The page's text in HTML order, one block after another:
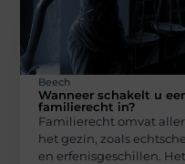
Beech
Wanneer schakelt u
familierecht in?
Familierecht omvat
het gezin, zoals
en erfenisgeschillen.